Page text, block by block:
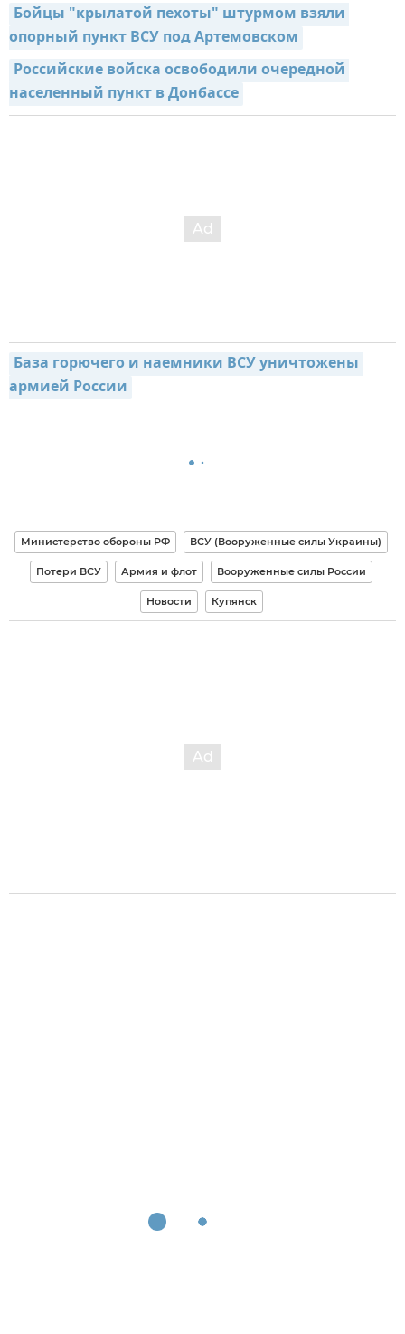
Бойцы "крылатой пехоты" штурмом взяли
опорный пункт ВСУ под Артемовском
Российские войска освободили очередной
населенный пункт в Донбассе
База горючего и наемники ВСУ уничтожены
армией России
Министерство обороны РФ ВСУ (Вооруженные силы Украины)
Потери ВСУ Армия и флот Вооруженные силы России
Новости Купянск